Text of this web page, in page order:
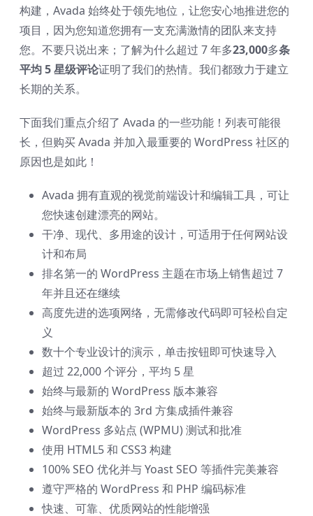
构建，Avada 始终处于领先地位，让您安心地推进您的
项目，因为您知道您拥有一支充满激情的团队来支持
您。不要只说出来；了解为什么超过 7 年多23,000多条
平均 5 星级评论证明了我们的热情。我们都致力于建立
长期的关系。
下面我们重点介绍了 Avada 的一些功能！列表可能很
长，但购买 Avada 并加入最重要的 WordPress 社区的
原因也是如此！
Avada 拥有直观的视觉前端设计和编辑工具，可让
您快速创建漂亮的网站。
干净、现代、多用途的设计，可适用于任何网站设
计和布局
排名第一的 WordPress 主题在市场上销售超过 7
年并且还在继续
高度先进的选项网络，无需修改代码即可轻松自定
义
数十个专业设计的演示，单击按钮即可快速导入
超过 22,000 个评分，平均 5 星
始终与最新的 WordPress 版本兼容
始终与最新版本的 3rd 方集成插件兼容
WordPress 多站点 (WPMU) 测试和批准
使用 HTML5 和 CSS3 构建
100% SEO 优化并与 Yoast SEO 等插件完美兼容
遵守严格的 WordPress 和 PHP 编码标准
快速、可靠、优质网站的性能增强